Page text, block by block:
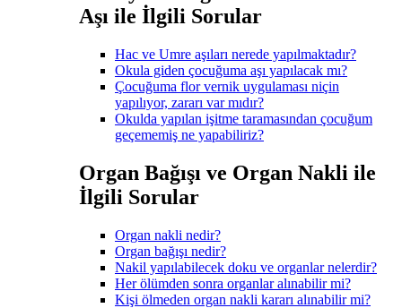
Aşı ile İlgili Sorular
Hac ve Umre aşıları nerede yapılmaktadır?
Okula giden çocuğuma aşı yapılacak mı?
Çocuğuma flor vernik uygulaması niçin
yapılıyor, zararı var mıdır?
Okulda yapılan işitme taramasından çocuğum
geçememiş ne yapabiliriz?
Organ Bağışı ve Organ Nakli ile
İlgili Sorular
Organ nakli nedir?
Organ bağışı nedir?
Nakil yapılabilecek doku ve organlar nelerdir?
Her ölümden sonra organlar alınabilir mi?
Kişi ölmeden organ nakli kararı alınabilir mi?